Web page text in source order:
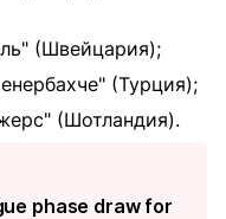
(Швейцария);
(Турция);
(Шотландия).
phase draw for